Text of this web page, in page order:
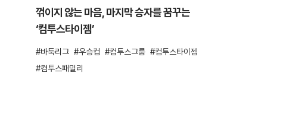
꺾이지 않는 마음, 마지막 승자를 꿈꾸는
‘컴투스타이젬’
바둑리그 우승컵 컴투스그룹
컴투스타이젬
컴투스패밀리